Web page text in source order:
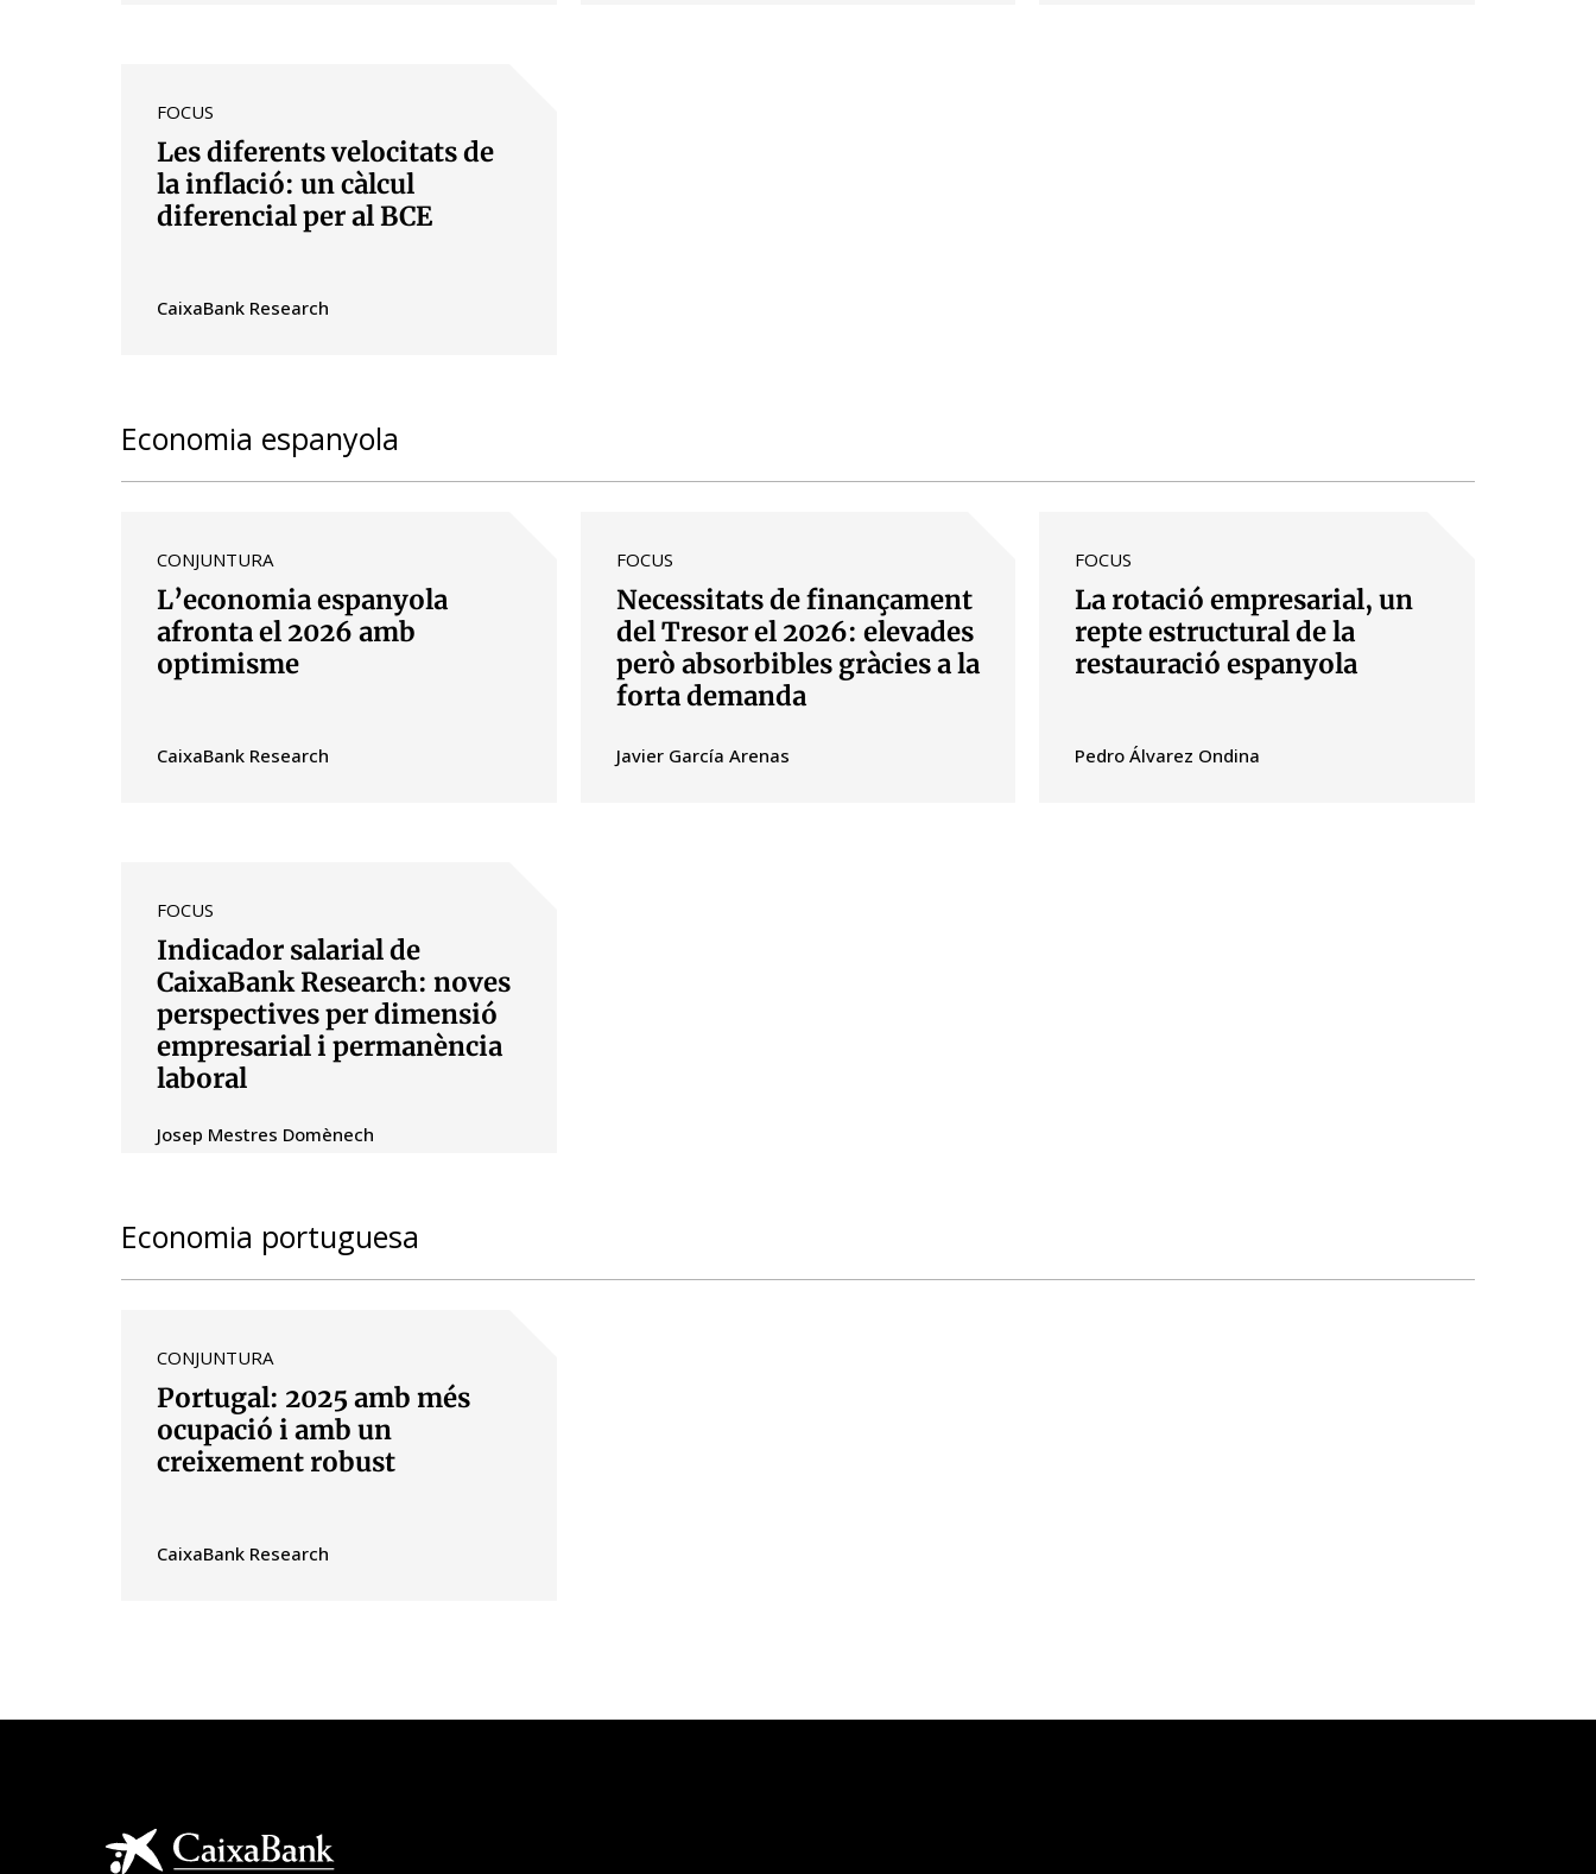
FOCUS
Les diferents velocitats de
la inflació: un càlcul
diferencial per al BCE
CaixaBank Research
Economia espanyola
CONJUNTURA
L’economia espanyola
afronta el 2026 amb
optimisme
CaixaBank Research
FOCUS
Necessitats de finançament
del Tresor el 2026: elevades
però absorbibles gràcies a la
forta demanda
Javier García Arenas
FOCUS
La rotació empresarial, un
repte estructural de la
restauració espanyola
Pedro Álvarez Ondina
FOCUS
Indicador salarial de
CaixaBank Research: noves
perspectives per dimensió
empresarial i permanència
laboral
Josep Mestres Domènech
Economia portuguesa
CONJUNTURA
Portugal: 2025 amb més
ocupació i amb un
creixement robust
CaixaBank Research